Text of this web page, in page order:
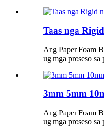
Taas nga
Ang Paper Foam
ug mga proseso
3mm 5mm
Ang Paper Foam
ug mga proseso